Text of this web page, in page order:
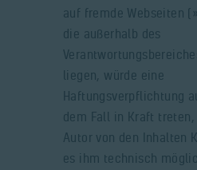
auf fremde Webseiten
die außerhalb des
liegen, würde eine
Haftungsverpflichtung
dem Fall in Kraft
Autor von den Inhalten
es ihm technisch